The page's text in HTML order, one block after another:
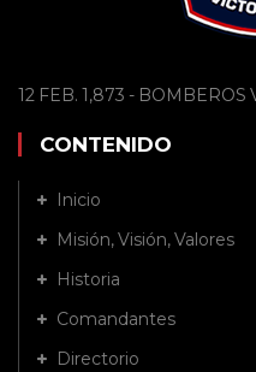
12 FEB. 1,873 - BOMBEROS
CONTENIDO
Inicio
Misión, Visión, Valores
Historia
Comandantes
Directorio